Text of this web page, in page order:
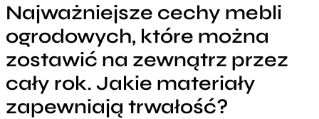
Najważniejsze cechy mebli
ogrodowych, które można
zostawić na zewnątrz przez
cały rok. Jakie materiały
zapewniają trwałość?